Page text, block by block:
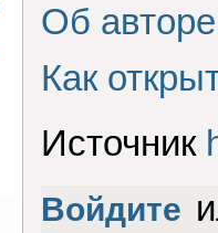
Об
Как
Источник
Войдите